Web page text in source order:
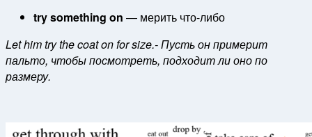
try something on — мерить что-либо
Let him try the coat on for size.- Пусть он примерит
пальто, чтобы посмотреть, подходит ли оно по
размеру.